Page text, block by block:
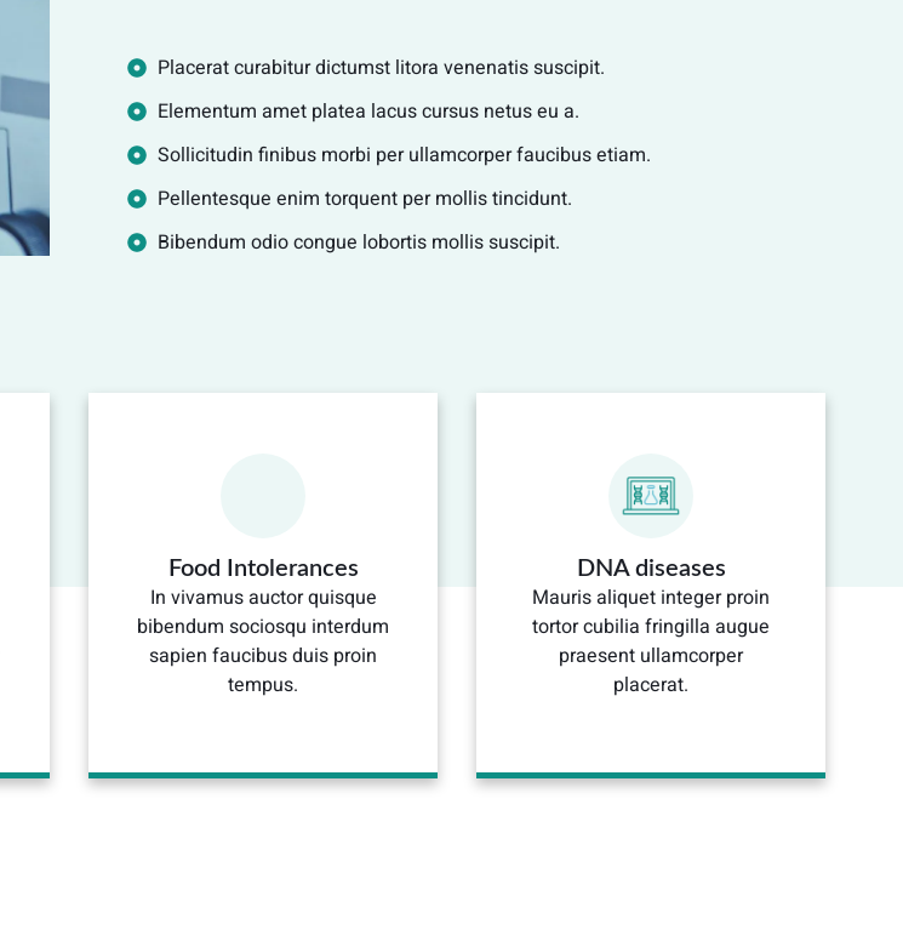
Placerat curabitur dictumst litora venenatis suscipit.
Elementum amet platea lacus cursus netus eu a.
Sollicitudin finibus morbi per ullamcorper faucibus etiam.
Pellentesque enim torquent per mollis tincidunt.
Bibendum odio congue lobortis mollis suscipit.
Food Intolerances
In vivamus auctor quisque
bibendum sociosqu interdum
sapien faucibus duis proin
tempus.
DNA diseases
Mauris aliquet integer proin
tortor cubilia fringilla augue
praesent ullamcorper
placerat.